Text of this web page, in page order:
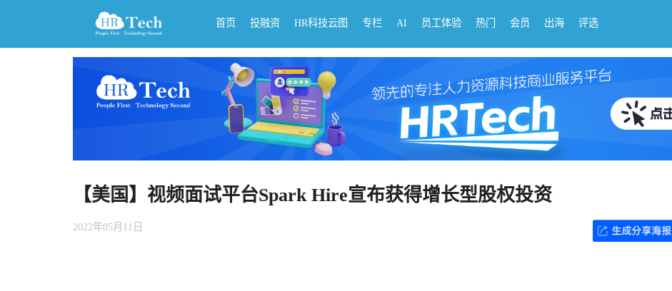
首页 投融资 HR科技云图 专栏 AI 员工体验 热门 会员 出海 评选
【美国】视频面试平台Spark Hire宣布获得增长型股权投资
2022年05月11日